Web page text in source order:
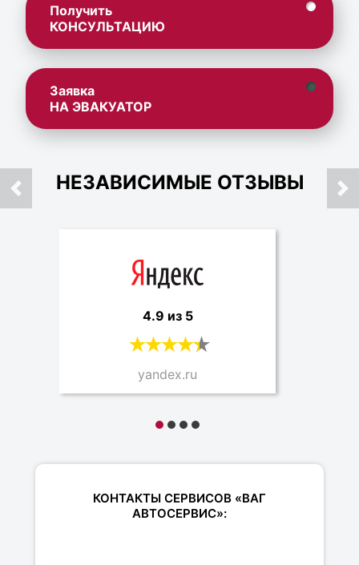
Получить
КОНСУЛЬТАЦИЮ
Заявка
НА ЭВАКУАТОР
НЕЗАВИСИМЫЕ ОТЗЫВЫ
4.9 из 5
yandex.ru
КОНТАКТЫ СЕРВИСОВ «ВАГ
АВТОСЕРВИС»: